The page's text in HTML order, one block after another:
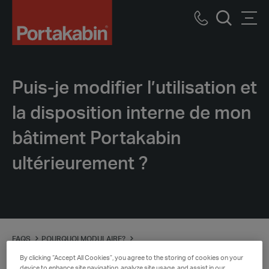
Call
Puis-je modifier l’utilisation et
la disposition interne de mon
bâtiment Portakabin
ultérieurement ?
FAQS
POURQUOI MODULAIRE?
BÂTIMENT PORTAKABIN ULTÉRIEUREMENT?
By clicking “Accept All Cookies”, you agree to the storing of cookies on your